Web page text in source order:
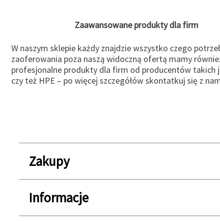
Zaawansowane produkty dla firm
W naszym sklepie każdy znajdzie wszystko czego
zaoferowania poza naszą widoczną ofertą mamy
profesjonalne produkty dla firm od producentów takich
czy też HPE – po więcej szczegółów skontatkuj się z
Zakupy
Informacje